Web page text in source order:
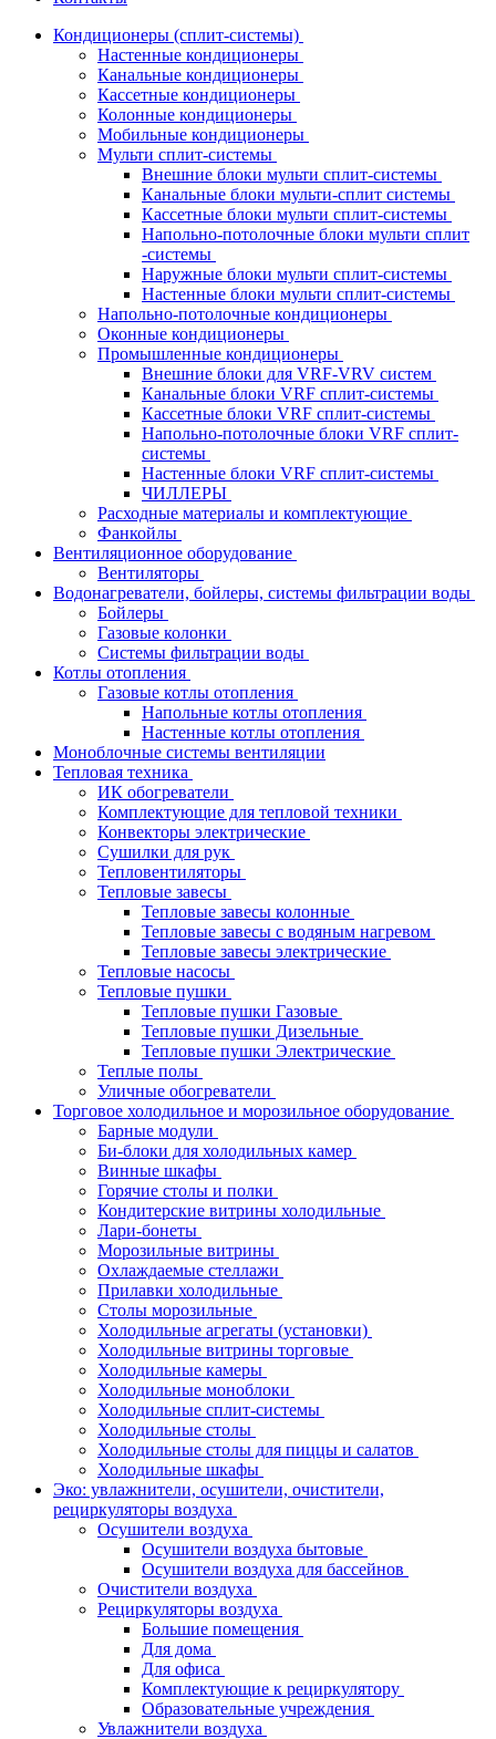
Кондиционеры (сплит-системы)
Настенные кондиционеры
Канальные кондиционеры
Кассетные кондиционеры
Колонные кондиционеры
Мобильные кондиционеры
Мульти сплит-системы
Внешние блоки мульти сплит-системы
Канальные блоки мульти-сплит системы
Кассетные блоки мульти сплит-системы
Напольно-потолочные блоки мульти сплит
-системы
Наружные блоки мульти сплит-системы
Настенные блоки мульти сплит-системы
Напольно-потолочные кондиционеры
Оконные кондиционеры
Промышленные кондиционеры
Внешние блоки для VRF-VRV систем
Канальные блоки VRF сплит-системы
Кассетные блоки VRF сплит-системы
Напольно-потолочные блоки VRF сплит-
системы
Настенные блоки VRF сплит-системы
ЧИЛЛЕРЫ
Расходные материалы и комплектующие
Фанкойлы
Вентиляционное оборудование
Вентиляторы
Водонагреватели, бойлеры, системы фильтрации воды
Бойлеры
Газовые колонки
Системы фильтрации воды
Котлы отопления
Газовые котлы отопления
Напольные котлы отопления
Настенные котлы отопления
Моноблочные системы вентиляции
Тепловая техника
ИК обогреватели
Комплектующие для тепловой техники
Конвекторы электрические
Сушилки для рук
Тепловентиляторы
Тепловые завесы
Тепловые завесы колонные
Тепловые завесы с водяным нагревом
Тепловые завесы электрические
Тепловые насосы
Тепловые пушки
Тепловые пушки Газовые
Тепловые пушки Дизельные
Тепловые пушки Электрические
Теплые полы
Уличные обогреватели
Торговое холодильное и морозильное оборудование
Барные модули
Би-блоки для холодильных камер
Винные шкафы
Горячие столы и полки
Кондитерские витрины холодильные
Лари-бонеты
Морозильные витрины
Охлаждаемые стеллажи
Прилавки холодильные
Столы морозильные
Холодильные агрегаты (установки)
Холодильные витрины торговые
Холодильные камеры
Холодильные моноблоки
Холодильные сплит-системы
Холодильные столы
Холодильные столы для пиццы и салатов
Холодильные шкафы
Эко: увлажнители, осушители, очистители,
рециркуляторы воздуха
Осушители воздуха
Осушители воздуха бытовые
Осушители воздуха для бассейнов
Очистители воздуха
Рециркуляторы воздуха
Большие помещения
Для дома
Для офиса
Комплектующие к рециркулятору
Образовательные учреждения
Увлажнители воздуха